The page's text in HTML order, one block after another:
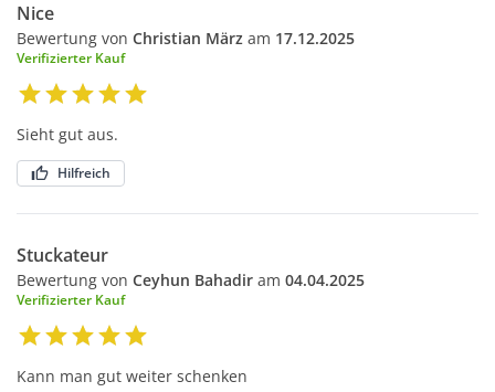
Nice
Bewertung von Christian März am 17.12.2025
Verifizierter Kauf
Sieht gut aus.
Hilfreich
Stuckateur
Bewertung von Ceyhun Bahadir am 04.04.2025
Verifizierter Kauf
Kann man gut weiter schenken